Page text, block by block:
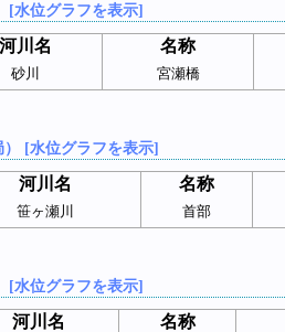
[水位グラフを表示]
河川名 名称
砂川 宮瀬橋
[水位グラフを表示]
河川名 名称
笹ヶ瀬川 首部
[水位グラフを表示]
河川名 名称